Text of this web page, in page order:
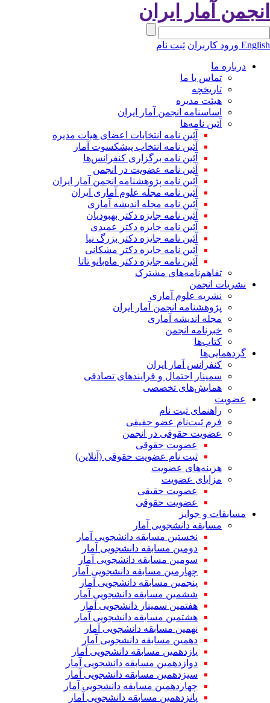
آمار ایران
ورود کاربران ثبت نام
درباره ما
تماس با ما
تاریخچه
هیئت مدیره
اساسنامه انجمن آمار ایران
آئین نامه‌ها
آئین نامه انتخابات اعضای هیات مدیره
آئین نامه انتخاب پیشکسوت آمار
آئین نامه برگزاری کنفرانس‌ها
آئین نامه عضویت در انجمن
آئین نامه پژوهشنامه انجمن آمار ایران
آئین نامه مجله علوم آماری ایران
آئین نامه مجله اندیشه آماری
آئین‌ نامه جایزه دکتر بهبودیان
آئین نامه جایزه دکتر عمیدی
آئین نامه جایزه دکتر بزرگ نیا
آئین نامه جایزه دکتر مشکانی
آئین نامه جایزه دکتر ماه‌بانو تاتا
تفاهم‌نامه‌های مشترک
نشریات انجمن
نشریه علوم آماری
پژوهشنامه انجمن آمار ایران
مجله اندیشه آماری
خبرنامه انجمن
کتاب‌ها
گردهمایی‌ها
کنفرانس آمار ایران
سمینار احتمال و فرایندهای تصادفی
همایش‌های تخصصی
عضویت
راهنمای ثبت نام
فرم ثبت‌نام عضو حقیقی
عضویت حقوقی در انجمن
عضویت حقوقی
ثبت نام عضویت حقوقی (آنلاین)
هزینه‌های عضویت
مزایای عضویت
عضویت حقیقی
عضویت حقوقی
مسابقات و جوایز
مسابقه دانشجویی آمار
نخستین مسابقه دانشجویی آمار
دومین مسابقه دانشجویی آمار
سومین مسابقه دانشجویی آمار
چهارمین مسابقه دانشجویی آمار
پنجمین مسابقه دانشجویی آمار
ششمین مسابقه دانشجویی آمار
هفتمین سمینار دانشجویی آمار
هشتمین مسابقه دانشجویی آمار
نهمین مسابقه دانشجویی آمار
دهمین مسابقه دانشجویی آمار
یازدهمین مسابقه دانشجویی آمار
دوازدهمین مسابقه دانشجویی آمار
سیزدهمین مسابقه دانشجویی آمار
چهاردهمین مسابقه دانشجویی آمار
پانزدهمین مسابقه دانشجویی آمار